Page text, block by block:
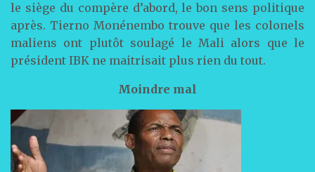
le siège du compère d’abord, le bon sens politique
après. Tierno Monénembo trouve que les colonels
maliens ont plutôt soulagé le Mali alors que le
président IBK ne maitrisait plus rien du tout.
Moindre mal